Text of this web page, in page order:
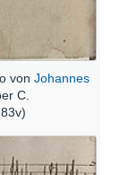
von Johannes
C.